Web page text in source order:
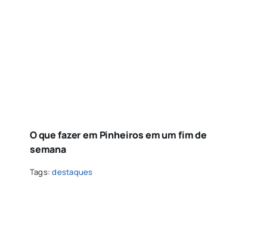
O que fazer em Pinheiros em um fim de
semana
Tags:destaques